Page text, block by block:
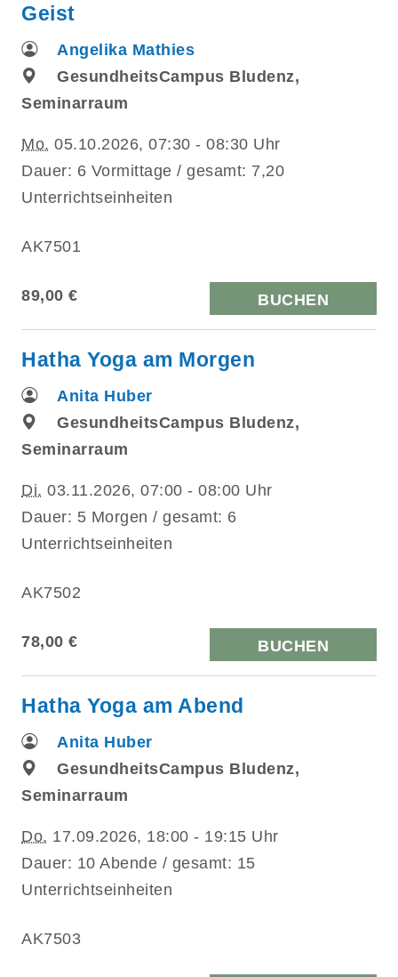
Geist
Angelika Mathies
GesundheitsCampus Bludenz,
Seminarraum
Mo. 05.10.2026, 07:30 - 08:30 Uhr
Dauer: 6 Vormittage / gesamt: 7,20
Unterrichtseinheiten
AK7501
89,00 € BUCHEN
Hatha Yoga am Morgen
Anita Huber
GesundheitsCampus Bludenz,
Seminarraum
Di. 03.11.2026, 07:00 - 08:00 Uhr
Dauer: 5 Morgen / gesamt: 6
Unterrichtseinheiten
AK7502
78,00 € BUCHEN
Hatha Yoga am Abend
Anita Huber
GesundheitsCampus Bludenz,
Seminarraum
Do. 17.09.2026, 18:00 - 19:15 Uhr
Dauer: 10 Abende / gesamt: 15
Unterrichtseinheiten
AK7503